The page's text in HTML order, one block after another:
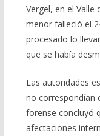
Vergel, en el Valle
menor falleció el
procesado lo
que se había
Las autoridades
no correspondían
forense concluyó
afectaciones